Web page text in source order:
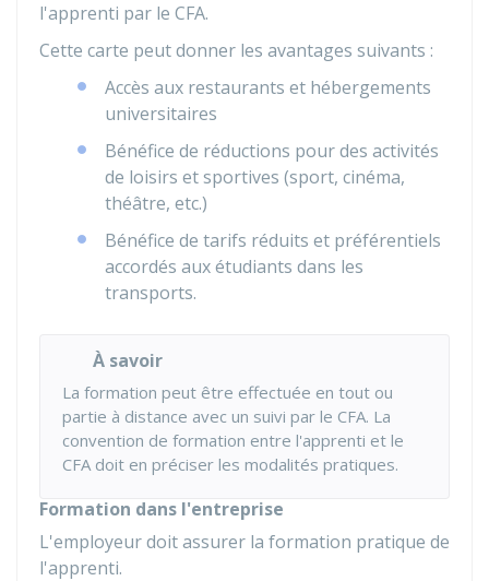
l'apprenti par le CFA.
Cette carte peut donner les avantages suivants :
Accès aux restaurants et hébergements
universitaires
Bénéfice de réductions pour des activités
de loisirs et sportives (sport, cinéma,
théâtre, etc.)
Bénéfice de tarifs réduits et préférentiels
accordés aux étudiants dans les
transports.
À savoir
La formation peut être effectuée en tout ou
partie à distance avec un suivi par le CFA. La
convention de formation entre l'apprenti et le
CFA doit en préciser les modalités pratiques.
Formation dans l'entreprise
L'employeur doit assurer la formation pratique de
l'apprenti.